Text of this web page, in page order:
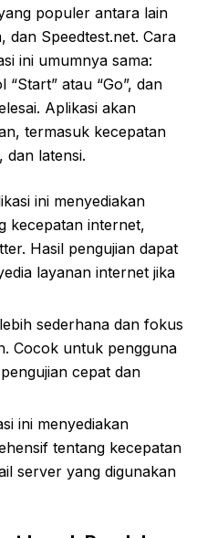
populer antara lain
dan Speedtest.net. Cara
ini umumnya sama:
atau “Go”, dan
Aplikasi akan
termasuk kecepatan
dan latensi.
ini menyediakan
kecepatan internet,
Hasil pengujian dapat
layanan internet jika
sederhana dan fokus
Cocok untuk pengguna
cepat dan
ini menyediakan
tentang kecepatan
server yang digunakan